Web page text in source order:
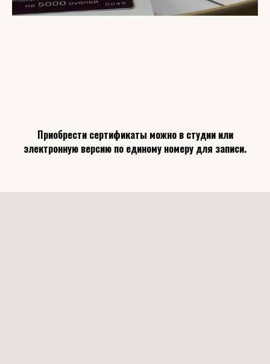
Приобрести сертификаты можно в студии или
электронную версию по единому номеру для записи.